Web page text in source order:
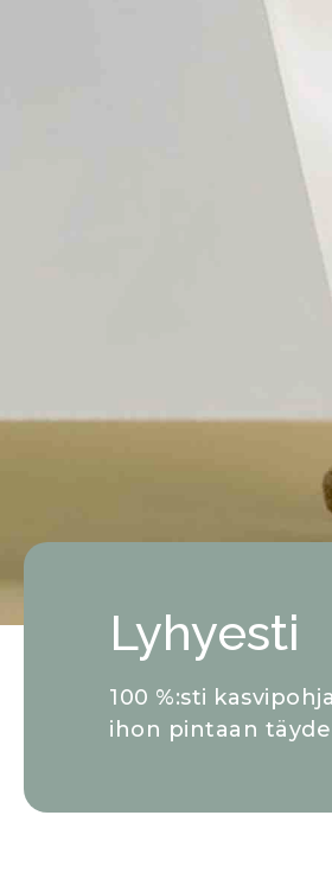
Lyhyesti
100 %:sti
ihon pintaan